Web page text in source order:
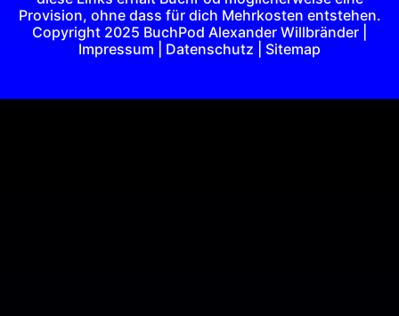
Provision, ohne dass für dich Mehrkosten entstehen.
Copyright 2025 BuchPod Alexander Willbränder |
Impressum | Datenschutz | Sitemap